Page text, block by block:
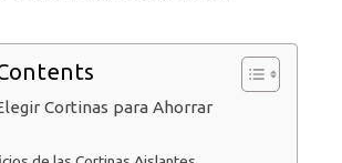
Cortinas para Ahorrar